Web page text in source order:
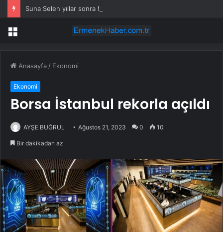
Menü
Anasayfa / Ekonomi
Ekonomi
Borsa İstanbul rekorla açıldı
AYŞE BUĞRUL Ağustos 21, 2023 0 10
Bir dakikadan az